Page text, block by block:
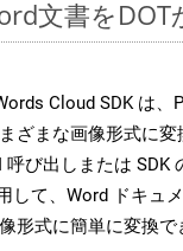
文書を
Cloud SDK は、
ざまな画像形式に
呼び出しまたは
して、Word ドキュ
形式に簡単に変換で